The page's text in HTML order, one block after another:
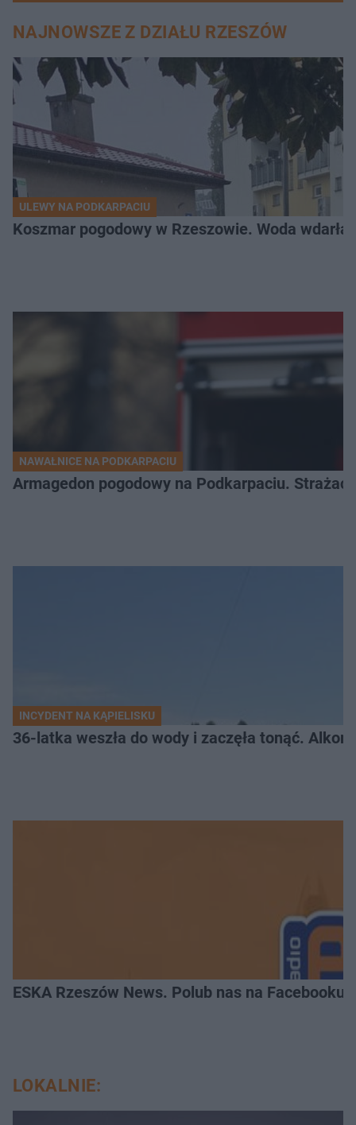
NAJNOWSZE Z DZIAŁU RZESZÓW
ULEWY NA PODKARPACIU
Koszmar pogodowy w Rzeszowie. Woda
NAWAŁNICE NA PODKARPACIU
Armagedon pogodowy na Podkarpaciu.
INCYDENT NA KĄPIELISKU
36-latka weszła do wody i zaczęła tonąć.
ESKA Rzeszów News. Polub nas na Facebooku!
LOKALNIE: